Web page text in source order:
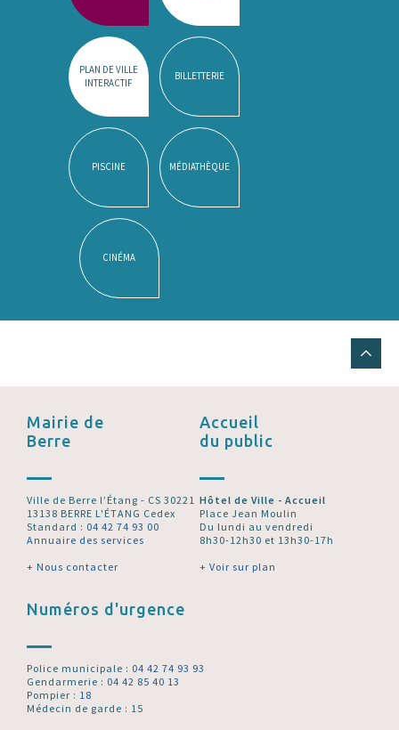
PLAN DE VILLE
INTERACTIF
BILLETTERIE
PISCINE MÉDIATHÈQUE
CINÉMA
Mairie de
Berre
Ville de Berre l’Étang - CS 30221
13138 BERRE L'ÉTANG Cedex
Standard : 04 42 74 93 00
Annuaire des services
+ Nous contacter
Accueil
du public
Hôtel de Ville - Accueil
Place Jean Moulin
Du lundi au vendredi
8h30-12h30 et 13h30-17h
+ Voir sur plan
Numéros d'urgence
Police municipale : 04 42 74 93 93
Gendarmerie : 04 42 85 40 13
Pompier : 18
Médecin de garde : 15